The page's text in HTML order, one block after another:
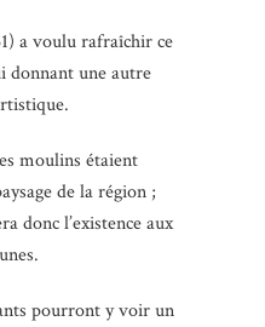
a voulu rafraîchir ce
donnant une autre
moulins étaient
de la région ;
donc l’existence aux
pourront y voir un